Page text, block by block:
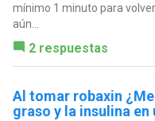
mínimo 1 minuto para
aún...
2 respuestas
Al tomar robaxin
graso y la insulina en